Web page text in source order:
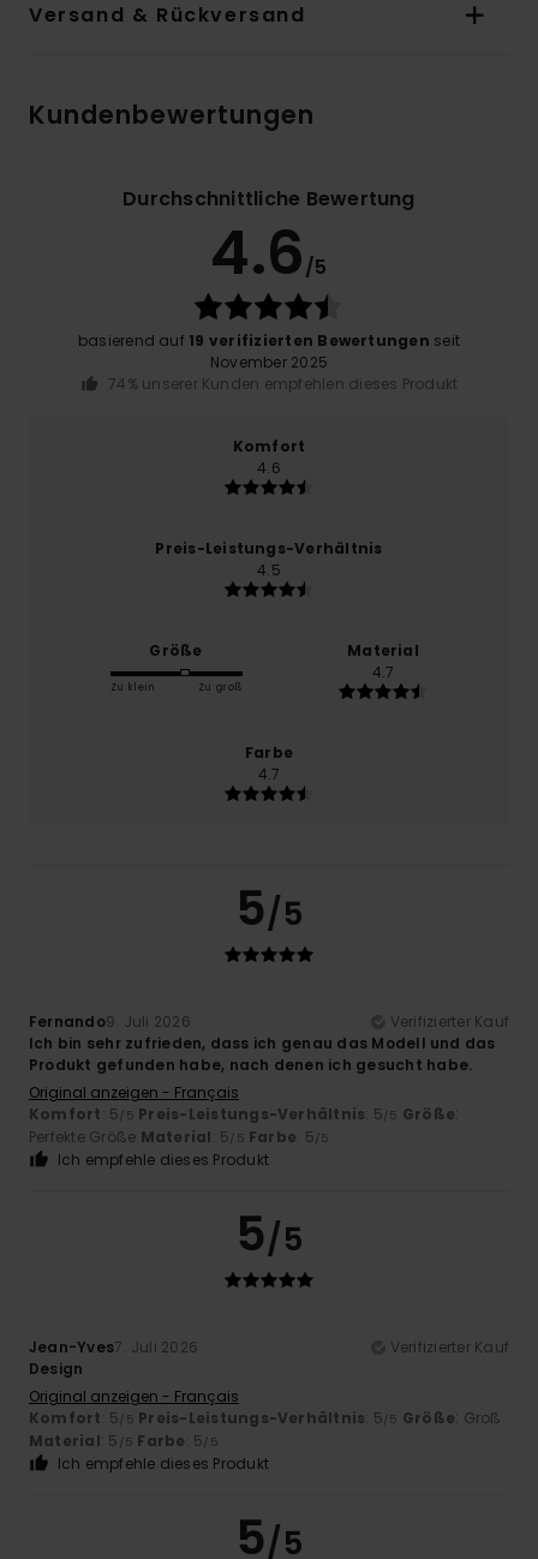
Versand & Rückversand
Kundenbewertungen
Durchschnittliche Bewertung
4.6/5
basierend auf 19 verifizierten Bewertungen seit
November 2025
74% unserer Kunden empfehlen dieses Produkt
Komfort
4.6
Preis-Leistungs-Verhältnis
4.5
Größe
Zu klein Zu groß
Material
4.7
Farbe
4.7
5/5
Fernando9. Juli 2026
Verifizierter Kauf
Ich bin sehr zufrieden, dass ich genau das Modell und das
Produkt gefunden habe, nach denen ich gesucht habe.
Original anzeigen - Français
Komfort: 5/5 Preis-Leistungs-Verhältnis: 5/5 Größe:
Perfekte Größe Material: 5/5 Farbe: 5/5
Ich empfehle dieses Produkt
5/5
Jean-Yves7. Juli 2026
Verifizierter Kauf
Design
Original anzeigen - Français
Komfort: 5/5 Preis-Leistungs-Verhältnis: 5/5 Größe: Groß
Material: 5 /5 Farbe: 5/5
Ich empfehle dieses Produkt
5/5